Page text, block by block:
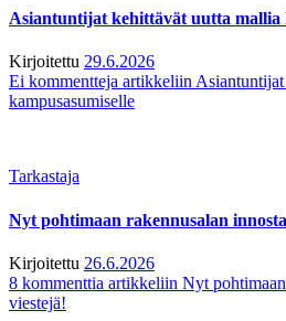
Asiantuntijat kehittävät uutta mallia
Kirjoitettu 29.6.2026
Ei kommentteja artikkeliin
kampusasumiselle
Tarkastaja
Nyt pohtimaan rakennusalan
Kirjoitettu 26.6.2026
8 kommenttia artikkeliin Nyt
viestejä!